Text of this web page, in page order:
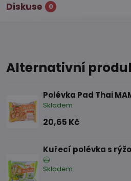
Diskuse 0
Alternativní
Polévka Pad Thai
Skladem
20,65 Kč
Kuřecí polévka s
Skladem